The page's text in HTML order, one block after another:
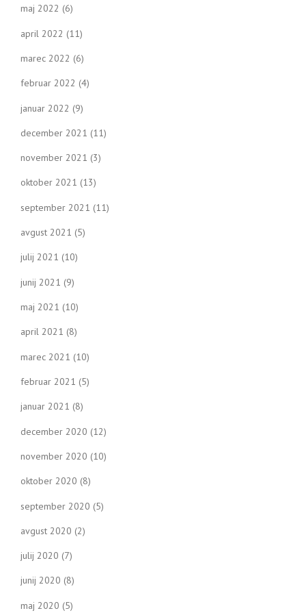
maj 2022 (6)
april 2022 (11)
marec 2022 (6)
februar 2022 (4)
januar 2022 (9)
december 2021 (11)
november 2021 (3)
oktober 2021 (13)
september 2021 (11)
avgust 2021 (5)
julij 2021 (10)
junij 2021 (9)
maj 2021 (10)
april 2021 (8)
marec 2021 (10)
februar 2021 (5)
januar 2021 (8)
december 2020 (12)
november 2020 (10)
oktober 2020 (8)
september 2020 (5)
avgust 2020 (2)
julij 2020 (7)
junij 2020 (8)
maj 2020 (5)